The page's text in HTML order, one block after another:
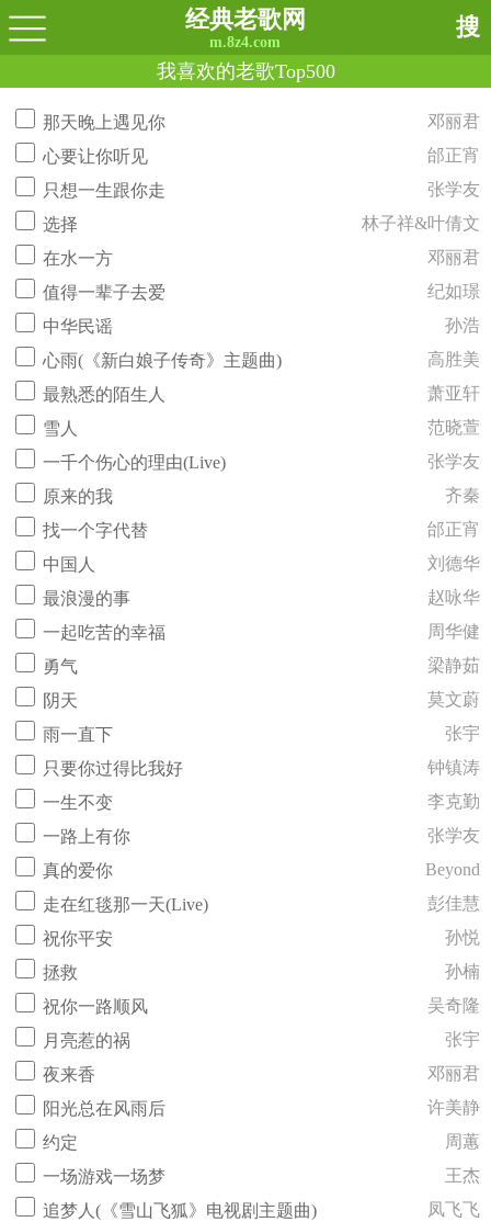
经典老歌网
m.8z4.com
搜
我喜欢的老歌Top500
那天晚上遇见你
邓丽君
心要让你听见
邰正宵
只想一生跟你走
张学友
选择
林子祥&叶倩文
在水一方
邓丽君
值得一辈子去爱
纪如璟
中华民谣
孙浩
心雨(《新白娘子传奇》主题曲)
高胜美
最熟悉的陌生人
萧亚轩
雪人
范晓萱
一千个伤心的理由(Live)
张学友
原来的我
齐秦
找一个字代替
邰正宵
中国人
刘德华
最浪漫的事
赵咏华
一起吃苦的幸福
周华健
勇气
梁静茹
阴天
莫文蔚
雨一直下
张宇
只要你过得比我好
钟镇涛
一生不变
李克勤
一路上有你
张学友
真的爱你
Beyond
走在红毯那一天(Live)
彭佳慧
祝你平安
孙悦
拯救
孙楠
祝你一路顺风
吴奇隆
月亮惹的祸
张宇
夜来香
邓丽君
阳光总在风雨后
许美静
约定
周蕙
一场游戏一场梦
王杰
追梦人(《雪山飞狐》电视剧主题曲)
凤飞飞